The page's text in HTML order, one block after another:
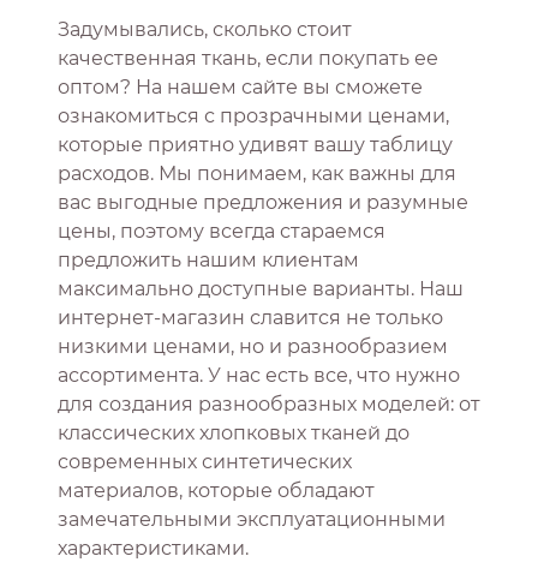
Задумывались, сколько стоит
качественная ткань, если покупать ее
оптом? На нашем сайте вы сможете
ознакомиться с прозрачными ценами,
которые приятно удивят вашу таблицу
расходов. Мы понимаем, как важны для
вас выгодные предложения и разумные
цены, поэтому всегда стараемся
предложить нашим клиентам
максимально доступные варианты. Наш
интернет-магазин славится не только
низкими ценами, но и разнообразием
ассортимента. У нас есть все, что нужно
для создания разнообразных моделей: от
классических хлопковых тканей до
современных синтетических
материалов, которые обладают
замечательными эксплуатационными
характеристиками.